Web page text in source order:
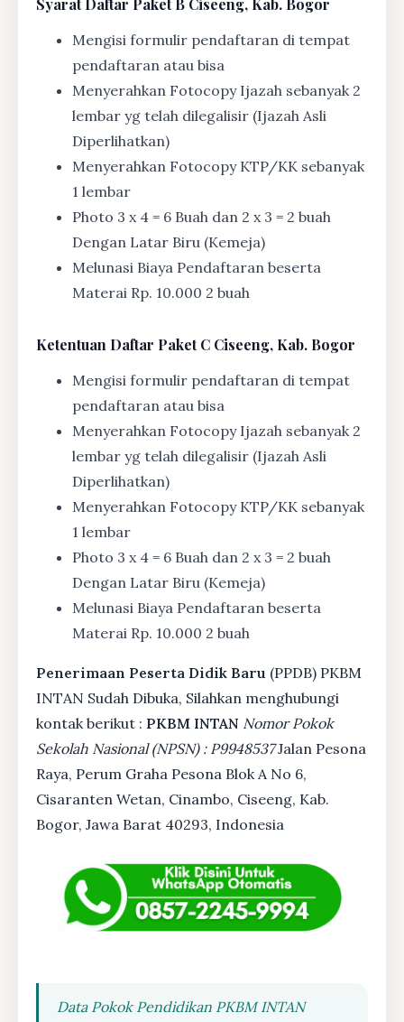
SyaratDaftar Paket B Ciseeng, Kab. Bogor
Mengisi formulir pendaftaran di tempat
pendaftaran atau bisa
Menyerahkan Fotocopy Ijazah sebanyak 2
lembar yg telah dilegalisir (Ijazah Asli
Diperlihatkan)
Menyerahkan Fotocopy KTP/KK sebanyak
1 lembar
Photo 3 x 4 = 6 Buah dan 2 x 3 = 2 buah
Dengan Latar Biru (Kemeja)
Melunasi Biaya Pendaftaran beserta
Materai Rp. 10.000 2 buah
Ketentuan Daftar Paket C Ciseeng, Kab. Bogor
Mengisi formulir pendaftaran di tempat
pendaftaran atau bisa
Menyerahkan Fotocopy Ijazah sebanyak 2
lembar yg telah dilegalisir (Ijazah Asli
Diperlihatkan)
Menyerahkan Fotocopy KTP/KK sebanyak
1 lembar
Photo 3 x 4 = 6 Buah dan 2 x 3 = 2 buah
Dengan Latar Biru (Kemeja)
Melunasi Biaya Pendaftaran beserta
Materai Rp. 10.000 2 buah
Penerimaan Peserta Didik Baru (PPDB) PKBM
INTAN Sudah Dibuka, Silahkan menghubungi
kontak berikut : PKBM INTAN Nomor Pokok
Sekolah Nasional (NPSN) : P9948537Jalan Pesona
Raya, Perum Graha Pesona Blok A No 6,
Cisaranten Wetan, Cinambo, Ciseeng, Kab.
Bogor, Jawa Barat 40293, Indonesia
Data Pokok Pendidikan PKBM INTAN